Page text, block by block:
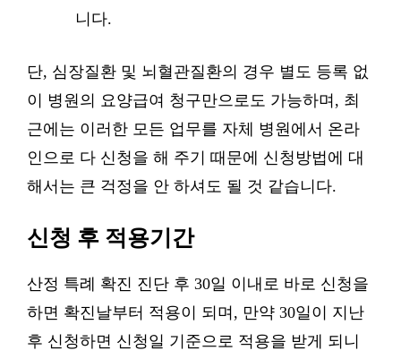
니다.
단, 심장질환 및 뇌혈관질환의 경우 별도 등록 없
이 병원의 요양급여 청구만으로도 가능하며, 최
근에는 이러한 모든 업무를 자체 병원에서 온라
인으로 다 신청을 해 주기 때문에 신청방법에 대
해서는 큰 걱정을 안 하셔도 될 것 같습니다.
신청 후 적용기간
산정 특례 확진 진단 후 30일 이내로 바로 신청을
하면 확진날부터 적용이 되며, 만약 30일이 지난
후 신청하면 신청일 기준으로 적용을 받게 되니